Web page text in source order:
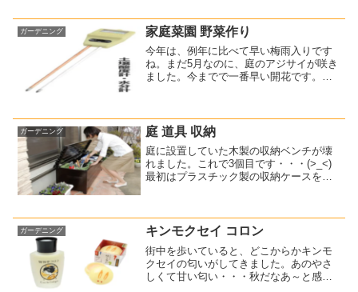
ブログでも、お得情報を...
ガーデニング 家庭菜園 野菜作り
今年は、例年に比べて早い梅雨入りです
ね。まだ5月なのに、庭のアジサイが咲き
ました。今までで一番早い開花です。家
も時々、これで測ってい...
ガーデニング 庭 道具 収納
庭に設置していた木製の収納ベンチが壊
れました。これで3個目です・・・(>_<)
最初はプラスチック製の収納ケースを使
たのですが、これも割れてしまいまし
た。そして、つい最近...
ガーデニング キンモクセイ コロン
街中を歩いていると、どこからかキンモ
クセイの匂いがしてきました。あのやさ
しくて甘い匂い・・・秋だなあ～と感じ